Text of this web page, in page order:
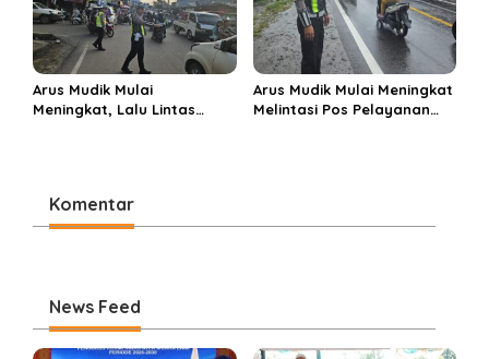
Arus Mudik Mulai
Meningkat, Lalu Lintas
Arus Mudik Mulai Meningkat
Melintasi Pos Pelayanan
Komentar
News Feed